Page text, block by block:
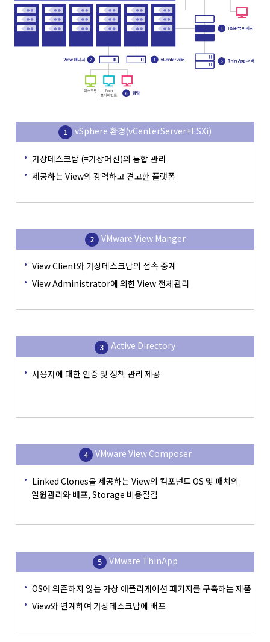
vSphere 환경(vCenterServer+ESXi)
가상데스크탑 (=가상머신)의 통합 관리
제공하는 View의 강력하고 견고한 플랫폼
VMware View Manger
View Client와 가상데스크탑의 접속 중계
View Administrator에 의한 View 전체관리
Active Directory
사용자에 대한 인증 및 정책 관리 제공
VMware View Composer
Linked Clones을 제공하는 View의 컴포넌트 OS 및 패치의
일원관리와 배포, Storage 비용절감
VMware ThinApp
OS에 의존하지 않는 가상 애플리케이션 패키지를 구축하는 제품
View와 연계하여 가상데스크탑에 배포